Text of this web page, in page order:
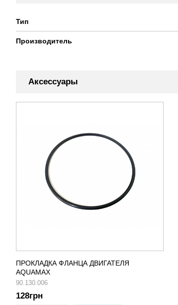
Тип
Производитель
Аксессуары
ПРОКЛАДКА ФЛАНЦА ДВИГАТЕЛЯ
AQUAMAX
90.130.006
128грн